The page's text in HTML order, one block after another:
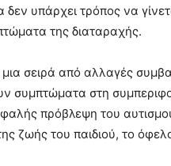
υπάρχει τρόπος να
της διαταραχής.
σειρά από αλλαγές
συμπτώματα στη
πρόβλεψη του
ζωής του παιδιού, το